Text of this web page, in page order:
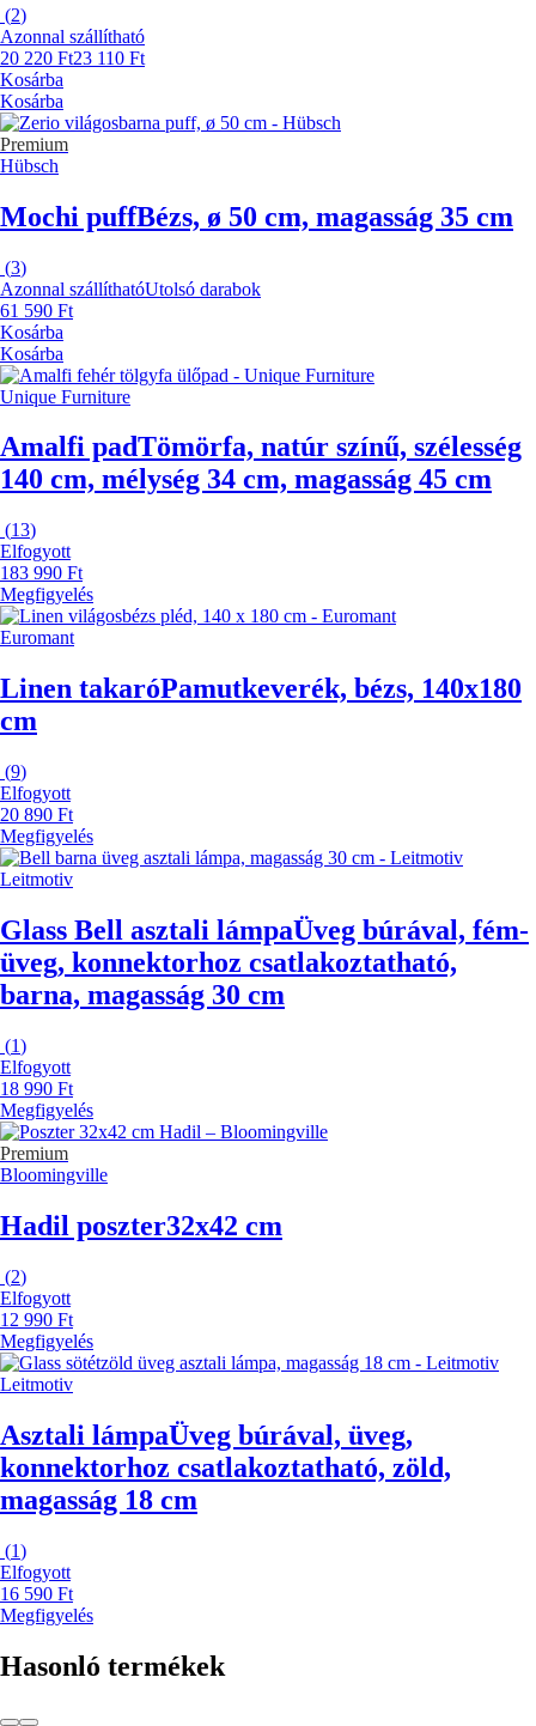
(2)
Azonnal szállítható
20 220 Ft23 110 Ft
Kosárba
Kosárba
Premium
Hübsch
Mochi puffBézs, ø 50 cm, magasság 35 cm
(3)
Azonnal szállíthatóUtolsó darabok
61 590 Ft
Kosárba
Kosárba
Unique Furniture
Amalfi padTömörfa, natúr színű, szélesség
140 cm, mélység 34 cm, magasság 45 cm
(13)
Elfogyott
183 990 Ft
Megfigyelés
Euromant
Linen takaróPamutkeverék, bézs, 140x180
cm
(9)
Elfogyott
20 890 Ft
Megfigyelés
Leitmotiv
Glass Bell asztali lámpaÜveg búrával, fém-
üveg, konnektorhoz csatlakoztatható,
barna, magasság 30 cm
(1)
Elfogyott
18 990 Ft
Megfigyelés
Premium
Bloomingville
Hadil poszter32x42 cm
(2)
Elfogyott
12 990 Ft
Megfigyelés
Leitmotiv
Asztali lámpaÜveg búrával, üveg,
konnektorhoz csatlakoztatható, zöld,
magasság 18 cm
(1)
Elfogyott
16 590 Ft
Megfigyelés
Hasonló termékek